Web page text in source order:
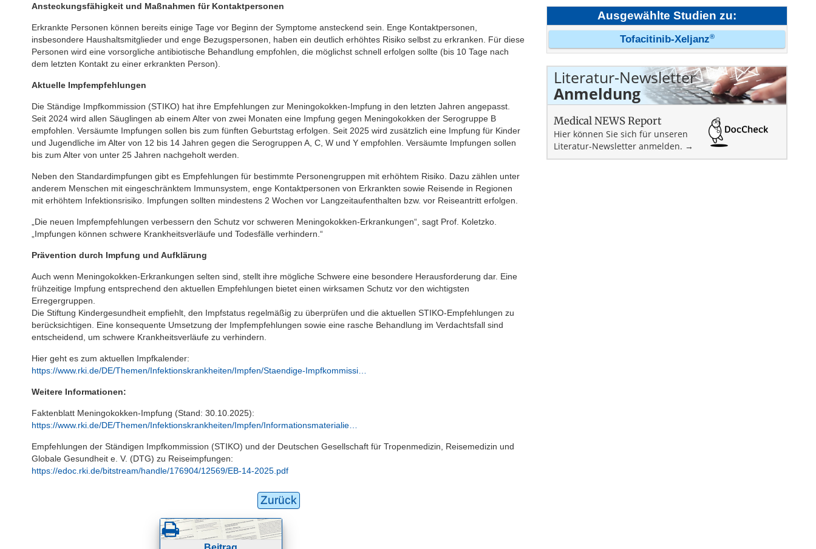
Ansteckungsfähigkeit und Maßnahmen für Kontaktpersonen
Erkrankte Personen können bereits einige Tage vor Beginn der Symptome ansteckend sein. Enge Kontaktpersonen,
insbesondere Haushaltsmitglieder und enge Bezugspersonen, haben ein deutlich erhöhtes Risiko selbst zu erkranken. Für diese
Personen wird eine vorsorgliche antibiotische Behandlung empfohlen, die möglichst schnell erfolgen sollte (bis 10 Tage nach
dem letzten Kontakt zu einer erkrankten Person).
Aktuelle Impfempfehlungen
Die Ständige Impfkommission (STIKO) hat ihre Empfehlungen zur Meningokokken-Impfung in den letzten Jahren angepasst.
Seit 2024 wird allen Säuglingen ab einem Alter von zwei Monaten eine Impfung gegen Meningokokken der Serogruppe B
empfohlen. Versäumte Impfungen sollen bis zum fünften Geburtstag erfolgen. Seit 2025 wird zusätzlich eine Impfung für Kinder
und Jugendliche im Alter von 12 bis 14 Jahren gegen die Serogruppen A, C, W und Y empfohlen. Versäumte Impfungen sollen
bis zum Alter von unter 25 Jahren nachgeholt werden.
Neben den Standardimpfungen gibt es Empfehlungen für bestimmte Personengruppen mit erhöhtem Risiko. Dazu zählen unter
anderem Menschen mit eingeschränktem Immunsystem, enge Kontaktpersonen von Erkrankten sowie Reisende in Regionen
mit erhöhtem Infektionsrisiko. Impfungen sollten mindestens 2 Wochen vor Langzeitaufenthalten bzw. vor Reiseantritt erfolgen.
„Die neuen Impfempfehlungen verbessern den Schutz vor schweren Meningokokken-Erkrankungen“, sagt Prof. Koletzko.
„Impfungen können schwere Krankheitsverläufe und Todesfälle verhindern.“
Prävention durch Impfung und Aufklärung
Auch wenn Meningokokken-Erkrankungen selten sind, stellt ihre mögliche Schwere eine besondere Herausforderung dar. Eine
frühzeitige Impfung entsprechend den aktuellen Empfehlungen bietet einen wirksamen Schutz vor den wichtigsten
Erregergruppen.
Die Stiftung Kindergesundheit empfiehlt, den Impfstatus regelmäßig zu überprüfen und die aktuellen STIKO-Empfehlungen zu
berücksichtigen. Eine konsequente Umsetzung der Impfempfehlungen sowie eine rasche Behandlung im Verdachtsfall sind
entscheidend, um schwere Krankheitsverläufe zu verhindern.
Hier geht es zum aktuellen Impfkalender:
https://www.rki.de/DE/Themen/Infektionskrankheiten/Impfen/Staendige-Impfkommissi…
Weitere Informationen:
Faktenblatt Meningokokken-Impfung (Stand: 30.10.2025):
https://www.rki.de/DE/Themen/Infektionskrankheiten/Impfen/Informationsmaterialie…
Empfehlungen der Ständigen Impfkommission (STIKO) und der Deutschen Gesellschaft für Tropenmedizin, Reisemedizin und
Globale Gesundheit e. V. (DTG) zu Reiseimpfungen:
https://edoc.rki.de/bitstream/handle/176904/12569/EB-14-2025.pdf
Zurück
Ausgewählte Studien zu:
Tofacitinib-Xeljanz®
Literatur-Newsletter
Anmeldung
Medical NEWS Report
Hier können Sie sich für unseren
Literatur-Newsletter anmelden. →